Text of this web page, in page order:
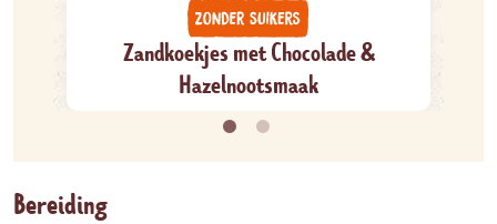
Zandkoekjes met Chocolade &
Hazelnootsmaak
Bereiding